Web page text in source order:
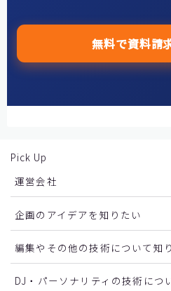
無料で資料請
Pick Up
運営会社
企画のアイデアを知りたい
編集やその他の技術について知
DJ・パーソナリティの技術につ